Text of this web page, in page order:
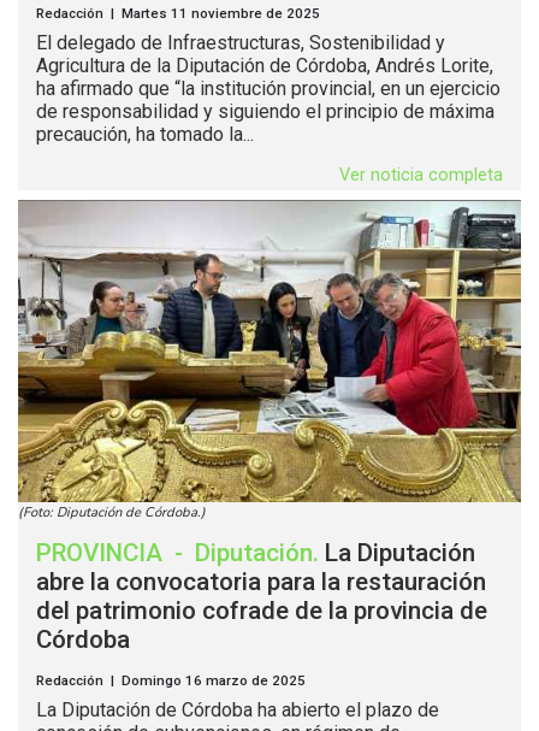
Redacción | Martes 11 noviembre de 2025
El delegado de Infraestructuras, Sostenibilidad y
Agricultura de la Diputación de Córdoba, Andrés Lorite,
ha afirmado que “la institución provincial, en un ejercicio
de responsabilidad y siguiendo el principio de máxima
precaución, ha tomado la...
Ver noticia completa
(Foto: Diputación de Córdoba.)
PROVINCIA - Diputación. La Diputación
abre la convocatoria para la restauración
del patrimonio cofrade de la provincia de
Córdoba
Redacción | Domingo 16 marzo de 2025
La Diputación de Córdoba ha abierto el plazo de